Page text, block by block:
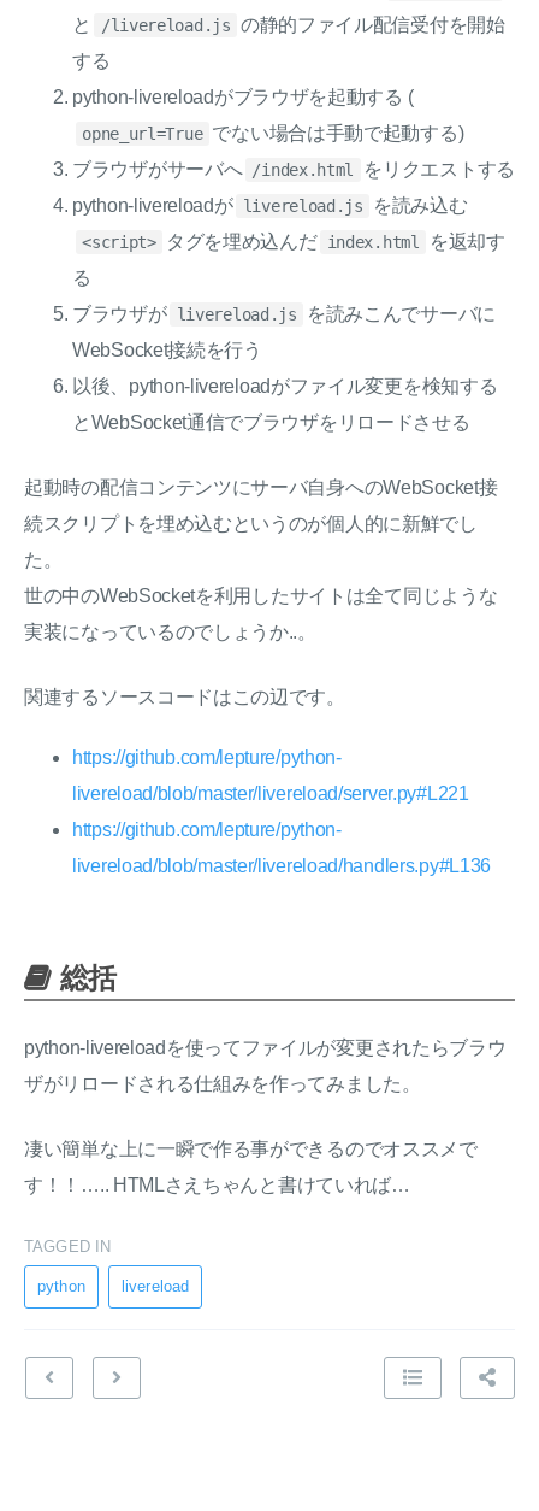
と /livereload.js の静的ファイル配信受付を開始
する
python-livereloadがブラウザを起動する (
opne_url=True でない場合は手動で起動する)
ブラウザがサーバへ
/index.html
をリクエストする
python-livereloadが livereload.js を読み込む
<script> タグを埋め込んだ index.html
を返却す
る
ブラウザが livereload.js
を読みこんでサーバに
WebSocket接続を行う
以後、python-livereloadがファイル変更を検知する
とWebSocket通信でブラウザをリロードさせる
起動時の配信コンテンツにサーバ自身へのWebSocket接
続スクリプトを埋め込むというのが個人的に新鮮でし
た。
世の中のWebSocketを利用したサイトは全て同じような
実装になっているのでしょうか..。
関連するソースコードはこの辺です。
https://github.com/lepture/python-
livereload/blob/master/livereload/server.py#L221
https://github.com/lepture/python-
livereload/blob/master/livereload/handlers.py#L136
総括
python-livereloadを使ってファイルが変更されたらブラウ
ザがリロードされる仕組みを作ってみました。
凄い簡単な上に一瞬で作る事ができるのでオススメで
す！！….. HTMLさえちゃんと書けていれば…
TAGGED IN
python livereload